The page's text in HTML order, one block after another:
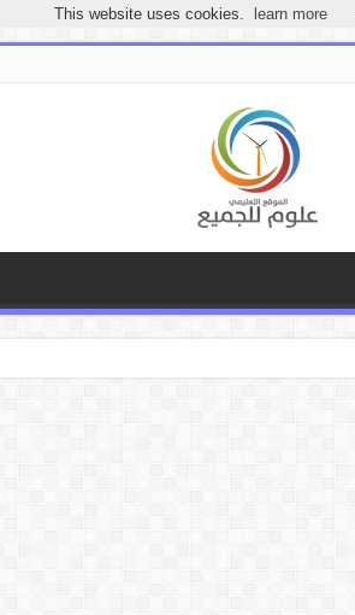
مرحباً بكـ بموقع علوم للجميعThis website uses cookies. learn more